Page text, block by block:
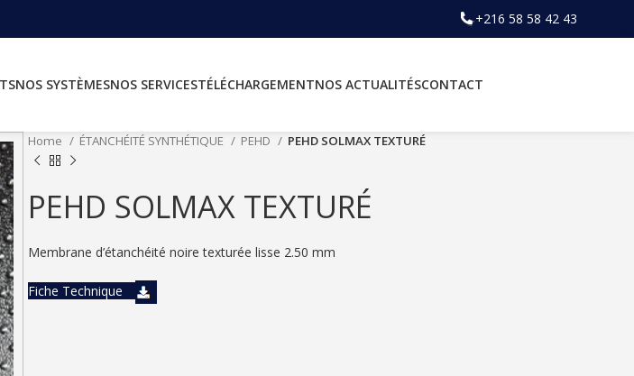
+216 58 58 42 43
NOS SYSTÈMESNOS SERVICESTÉLÉCHARGEMENTNOS ACTUALITÉSCONTACT
Home ÉTANCHÉITÉ SYNTHÉTIQUE PEHD PEHD SOLMAX TEXTURÉ
PEHD SOLMAX TEXTURÉ
Membrane d’étanchéité noire texturée lisse 2.50 mm
Fiche Technique